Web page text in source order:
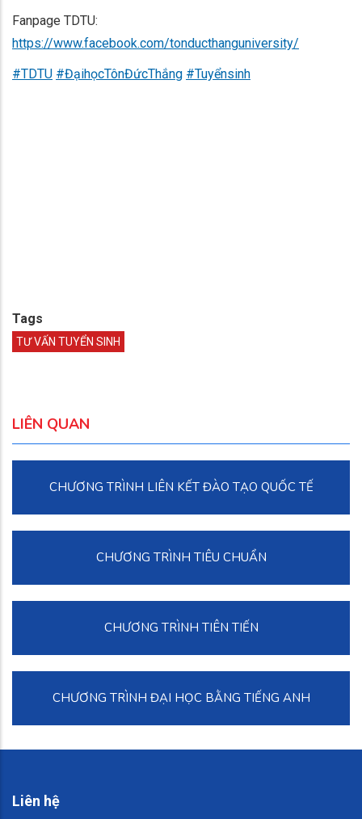
Fanpage TDTU:
https://www.facebook.com/tonducthanguniversity/
#TDTU #ĐạihọcTônĐứcThắng #Tuyểnsinh
Tags
TƯ VẤN TUYỂN SINH
LIÊN QUAN
CHƯƠNG TRÌNH LIÊN KẾT ĐÀO TẠO QUỐC TẾ
CHƯƠNG TRÌNH TIÊU CHUẨN
CHƯƠNG TRÌNH TIÊN TIẾN
CHƯƠNG TRÌNH ĐẠI HỌC BẰNG TIẾNG ANH
Liên hệ